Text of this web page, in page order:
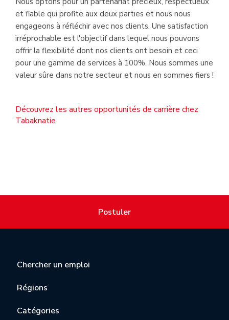
et fiable qui profite aux deux parties et nous nous
engageons à réfléchir avec nos clients. Une satisfaction
irréprochable est l'objectif dans lequel nous pouvons
offrir la flexibilité dont nos clients ont besoin et ceci
pour une gamme de services à 100%. Nous sommes une
valeur sûre dans notre secteur et nous en sommes fiers !
Découvrez les autres opportunités de carrière chez
Tabaknatie
Postuler
Chercher un emploi
Régions
Catégories